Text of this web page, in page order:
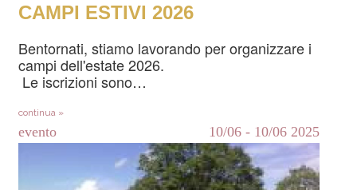
CAMPI ESTIVI 2026
Bentornati, stiamo lavorando per organizzare i
campi dell'estate 2026.
Le iscrizioni sono…
continua »
evento 10/06 - 10/06 2025